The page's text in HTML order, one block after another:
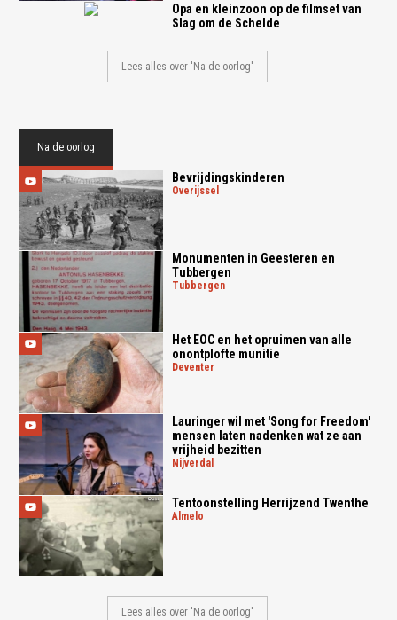
Opa en kleinzoon op de filmset van
Slag om de Schelde
Lees alles over 'Na de oorlog'
Na de oorlog
Bevrijdingskinderen
overijssel
Monumenten in Geesteren en
Tubbergen
tubbergen
Het EOC en het opruimen van alle
onontplofte munitie
deventer
Lauringer wil met 'Song for Freedom'
mensen laten nadenken wat ze aan
vrijheid bezitten
nijverdal
Tentoonstelling Herrijzend Twenthe
almelo
Lees alles over 'Na de oorlog'